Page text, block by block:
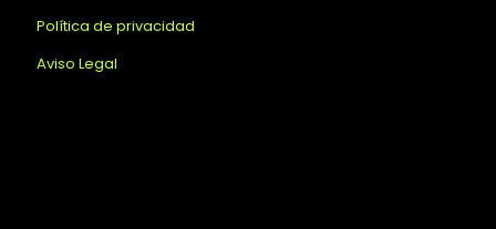
Política de privacidad
Aviso Legal